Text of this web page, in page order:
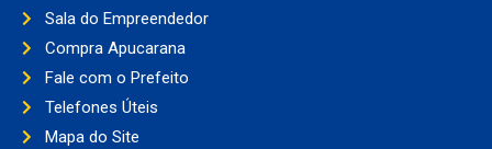
Sala do Empreendedor
Compra Apucarana
Fale com o Prefeito
Telefones Úteis
Mapa do Site